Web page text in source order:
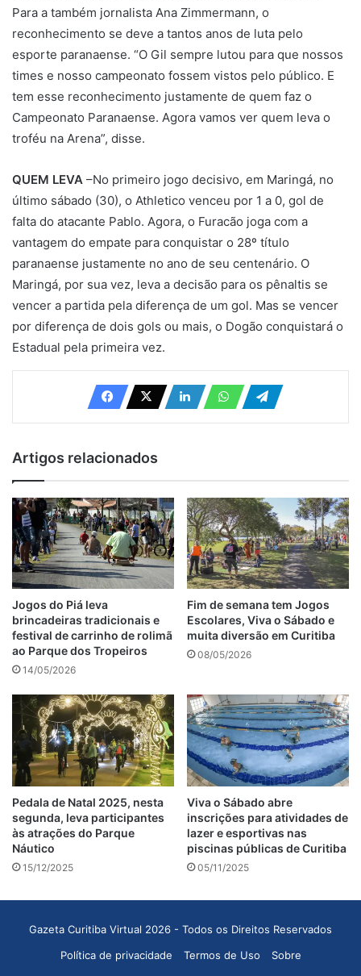
Para a também jornalista Ana Zimmermann, o
reconhecimento se deve a tantos anos de luta pelo
esporte paranaense. “O Gil sempre lutou para que nossos
times e nosso campeonato fossem vistos pelo público. E
tem esse reconhecimento justamente de quem faz o
Campeonato Paranaense. Agora vamos ver quem leva o
troféu na Arena”, disse.
QUEM LEVA –No primeiro jogo decisivo, em Maringá, no
último sábado (30), o Athletico venceu por 1 a 0, gol de
falta do atacante Pablo. Agora, o Furacão joga com a
vantagem do empate para conquistar o 28º título
paranaense justamente no ano de seu centenário. O
Maringá, por sua vez, leva a decisão para os pênaltis se
vencer a partida pela diferença de um gol. Mas se vencer
por diferença de dois gols ou mais, o Dogão conquistará o
Estadual pela primeira vez.
Artigos relacionados
Jogos do Piá leva
brincadeiras tradicionais e
festival de carrinho de rolimã
ao Parque dos Tropeiros
14/05/2026
Fim de semana tem Jogos
Escolares, Viva o Sábado e
muita diversão em Curitiba
08/05/2026
Pedala de Natal 2025, nesta
segunda, leva participantes
às atrações do Parque
Náutico
15/12/2025
Viva o Sábado abre
inscrições para atividades de
lazer e esportivas nas
piscinas públicas de Curitiba
05/11/2025
Gazeta Curitiba Virtual 2026 - Todos os Direitos Reservados
Política de privacidade
Termos de Uso Sobre